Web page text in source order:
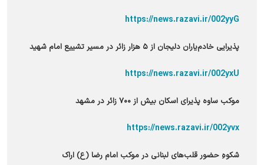
https://news.razavi.ir/002yyG
پذیرایی خادم‌یاران دلیجان از ۵ هزار زائر در مسیر تشییع امام شهید
https://news.razavi.ir/002yxU
موکب ساوه پذیرای اسکان بیش از ۷۰۰ زائر در مشهد
https://news.razavi.ir/002yvx
شکوهِ حضور قلب‌های لبنانی در موکب امام رضا (ع) اراک